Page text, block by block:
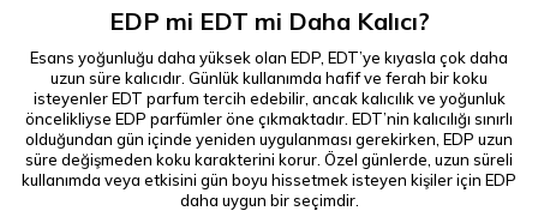
EDP mi EDT mi Daha Kalıcı?
Esans yoğunluğu daha yüksek olan EDP, EDT’ye kıyasla çok daha
uzun süre kalıcıdır. Günlük kullanımda hafif ve ferah bir koku
isteyenler EDT parfum tercih edebilir, ancak kalıcılık ve yoğunluk
öncelikliyse EDP parfümler öne çıkmaktadır. EDT’nin kalıcılığı sınırlı
olduğundan gün içinde yeniden uygulanması gerekirken, EDP uzun
süre değişmeden koku karakterini korur. Özel günlerde, uzun süreli
kullanımda veya etkisini gün boyu hissetmek isteyen kişiler için EDP
daha uygun bir seçimdir.